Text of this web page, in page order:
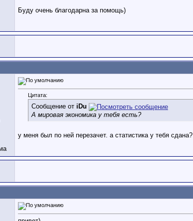
Буду очень благодарна за помощь)
Цитата:
Сообщение от iDu
А мировая экономика у тебя есть?
у меня был по ней перезачет. а статистика у тебя сдана?